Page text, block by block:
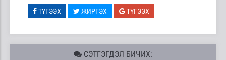
ТҮГЭЭХ ЖИРГЭХ ТҮГЭЭХ
СЭТГЭГДЭЛ БИЧИХ: